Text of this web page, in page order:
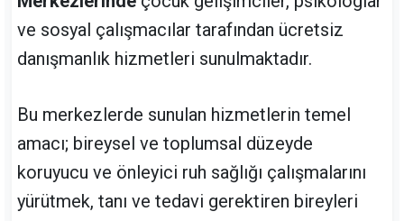
ve sosyal çalışmacılar tarafından ücretsiz
danışmanlık hizmetleri sunulmaktadır.
Bu merkezlerde sunulan hizmetlerin temel
amacı; bireysel ve toplumsal düzeyde
koruyucu ve önleyici ruh sağlığı çalışmalarını
yürütmek, tanı ve tedavi gerektiren bireyleri